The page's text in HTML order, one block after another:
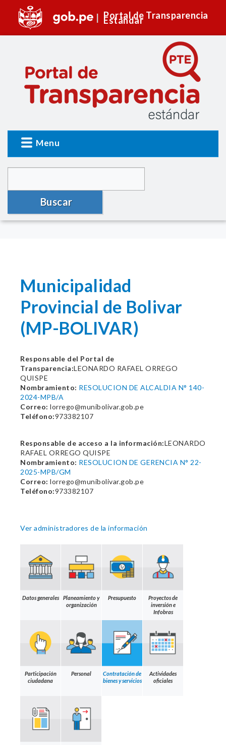
Portal de Transparencia
Estándar
Menu
Buscar
Municipalidad
Provincial de Bolivar
(MP-BOLIVAR)
Responsable del Portal de
Transparencia:LEONARDO RAFAEL ORREGO
QUISPE
Nombramiento: RESOLUCION DE ALCALDIA N° 140-
2024-MPB/A
Correo: lorrego@munibolivar.gob.pe
Teléfono:973382107
Responsable de acceso a la información:LEONARDO
RAFAEL ORREGO QUISPE
Nombramiento: RESOLUCION DE GERENCIA N° 22-
2025-MPB/GM
Correo: lorrego@munibolivar.gob.pe
Teléfono:973382107
Ver administradores de la información
Datos generales
Planeamiento y
organización
Presupuesto
Proyectos de
inversión e
Infobras
Participación
ciudadana
Personal
Contratación de
bienes y servicios
Actividades
oficiales